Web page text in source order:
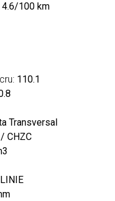
4.6/100 km
110.1
Transversal
CHZC
LINIE